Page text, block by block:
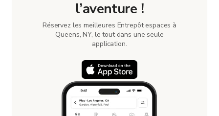
l’aventure !
Réservez les meilleures Entrepôt espaces à
Queens, NY, le tout dans une seule
application.